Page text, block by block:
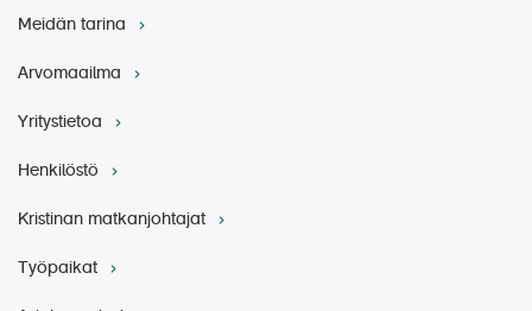
Meidän tarina
Arvomaailma
Yritystietoa
Henkilöstö
Kristinan matkanjohtajat
Työpaikat